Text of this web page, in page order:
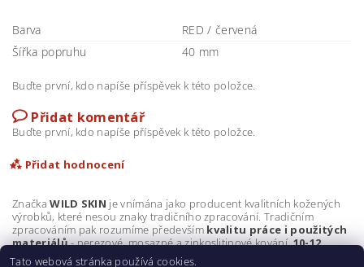
Barva
RED / červená
Šířka popruhu
40 mm
Buďte první, kdo napíše příspěvek k této položce.
Přidat komentář
Buďte první, kdo napíše příspěvek k této položce.
Přidat hodnocení
ZnačkaWILD SKIN je vnímána jako producent kvalitních kožených
výrobků, které nesou znaky tradičního zpracování. Tradičním
zpracováním pak rozumíme především kvalitu práce i použitých
materiálů- nerezové, mosazné a zinkoslitinové kování,10-12
uncová kůže a důraz na perfektní
Tato webová stránka používá cookies.